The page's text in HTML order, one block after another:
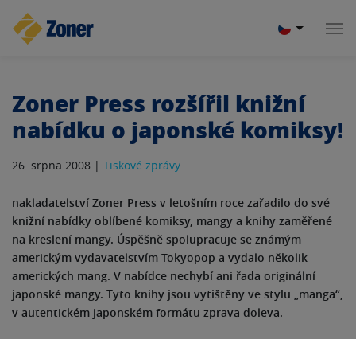
Zoner Press rozšířil knižní
nabídku o japonské komiksy!
26. srpna 2008 | Tiskové zprávy
nakladatelství Zoner Press v letošním roce zařadilo do své
knižní nabídky oblíbené komiksy, mangy a knihy zaměřené
na kreslení mangy. Úspěšně spolupracuje se známým
americkým vydavatelstvím Tokyopop a vydalo několik
amerických mang. V nabídce nechybí ani řada originální
japonské mangy. Tyto knihy jsou vytištěny ve stylu „manga“,
v autentickém japonském formátu zprava doleva.